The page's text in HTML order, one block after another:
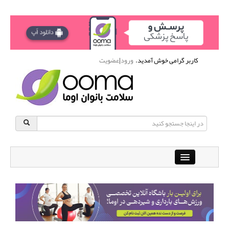
کاربر گرامی خوش آمدید.ورود|عضویت
باشگاه آنلاین ورزشی اوما
دانشنامه سلامت بانوان پرسش و پاسخ